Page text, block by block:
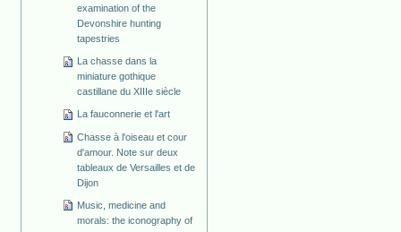
examination of the
Devonshire hunting
tapestries
La chasse dans la
miniature gothique
castillane du XIIIe siècle
La fauconnerie et l'art
Chasse à l'oiseau et cour
d'amour. Note sur deux
tableaux de Versailles et de
Dijon
Music, medicine and
morals: the iconography of